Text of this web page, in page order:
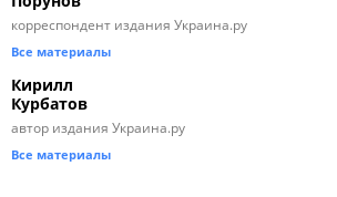
корреспондент издания Украина.ру
Все материалы
Кирилл
Курбатов
автор издания Украина.ру
Все материалы